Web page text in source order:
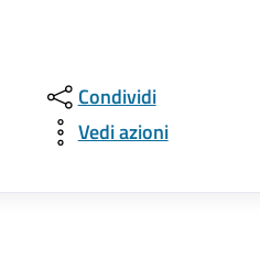
Condividi
Vedi azioni